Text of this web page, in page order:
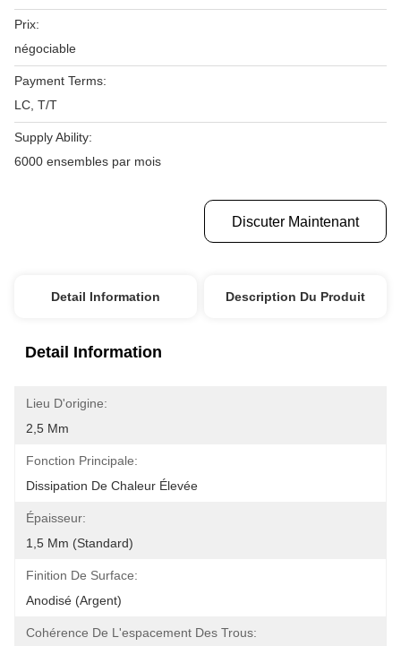
Prix:
négociable
Payment Terms:
LC, T/T
Supply Ability:
6000 ensembles par mois
Discuter Maintenant
Detail Information Description Du Produit
Detail Information
Lieu D'origine:
2,5 Mm
Fonction Principale:
Dissipation De Chaleur Élevée
Épaisseur:
1,5 Mm (standard)
Finition De Surface:
Anodisé (argent)
Cohérence De L'espacement Des Trous: